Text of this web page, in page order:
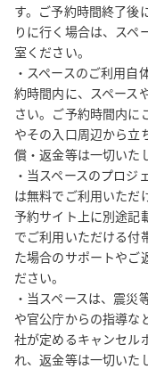
す。ご予約時間終了後
りに行く場合は、スペ
室ください。
・スペースのご利用
約時間内に、スペース
さい。ご予約時間内に
やその入口周辺から立
償・返金等は一切いた
・当スペースのプロ
は無料でご利用いただ
予約サイト上に別途記
でご利用いただける付
た場合のサポートやご
ださい。
・当スペースは、震
や官公庁からの指導な
社が定めるキャンセル
れ、返金等は一切いた